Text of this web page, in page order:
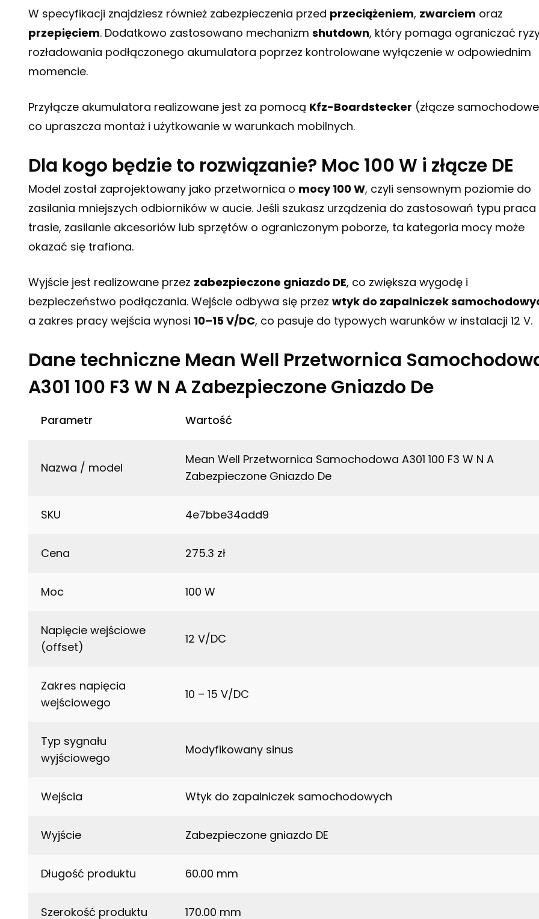
W specyfikacji znajdziesz również zabezpieczenia przed przeciążeniem, zwarciem oraz
przepięciem. Dodatkowo zastosowano mechanizm shutdown, który pomaga ograniczać
rozładowania podłączonego akumulatora poprzez kontrolowane wyłączenie w odpowiednim
momencie.
Przyłącze akumulatora realizowane jest za pomocą Kfz-Boardstecker (złącze
co upraszcza montaż i użytkowanie w warunkach mobilnych.
Dla kogo będzie to rozwiązanie? Moc 100 W i złącze DE
Model został zaprojektowany jako przetwornica o mocy 100 W, czyli sensownym poziomie do
zasilania mniejszych odbiorników w aucie. Jeśli szukasz urządzenia do zastosowań typu praca
trasie, zasilanie akcesoriów lub sprzętów o ograniczonym poborze, ta kategoria mocy może
okazać się trafiona.
Wyjście jest realizowane przez zabezpieczone gniazdo DE, co zwiększa wygodę i
bezpieczeństwo podłączania. Wejście odbywa się przez wtyk do zapalniczek
a zakres pracy wejścia wynosi 10–15 V/DC, co pasuje do typowych warunków w instalacji 12 V.
Dane techniczne Mean Well Przetwornica
A301 100 F3 W N A Zabezpieczone Gniazdo De
Parametr Wartość
Nazwa / model
Mean Well Przetwornica Samochodowa A301 100 F3 W N A
Zabezpieczone Gniazdo De
SKU 4e7bbe34add9
Cena 275.3 zł
Moc 100 W
Napięcie wejściowe
(offset)
12 V/DC
Zakres napięcia
wejściowego
10 – 15 V/DC
Typ sygnału
wyjściowego
Modyfikowany sinus
Wejścia Wtyk do zapalniczek samochodowych
Wyjście Zabezpieczone gniazdo DE
Długość produktu 60.00 mm
Szerokość produktu 170.00 mm